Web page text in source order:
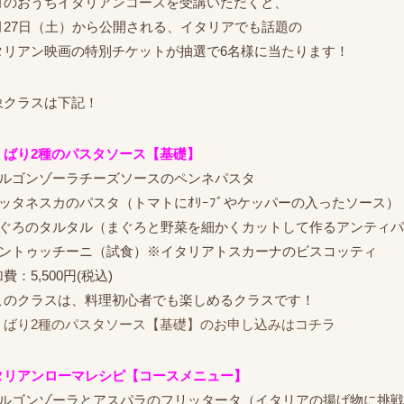
27日（土）から公開される、イタリアでも話題の
リアン映画の特別チケットが抽選で6名様に当たります！
ラスは下記！
り2種のパスタソース【基礎】
ゴンゾーラチーズソースのペンネパスタ
タネスカのパスタ（トマトにｵﾘｰﾌﾞやケッパーの入ったソース）
ろのタルタル（まぐろと野菜を細かくカットして作るアンティパ
トゥッチーニ（試食）※イタリアトスカーナのビスコッティ
費：5,500円(税込)
クラスは、料理初心者でも楽しめるクラスです！
ばり2種のパスタソース【基礎】のお申し込みはコチラ
リアンローマレシピ【コースメニュー】
ゴンゾーラとアスパラのフリッタータ（イタリアの揚げ物に挑